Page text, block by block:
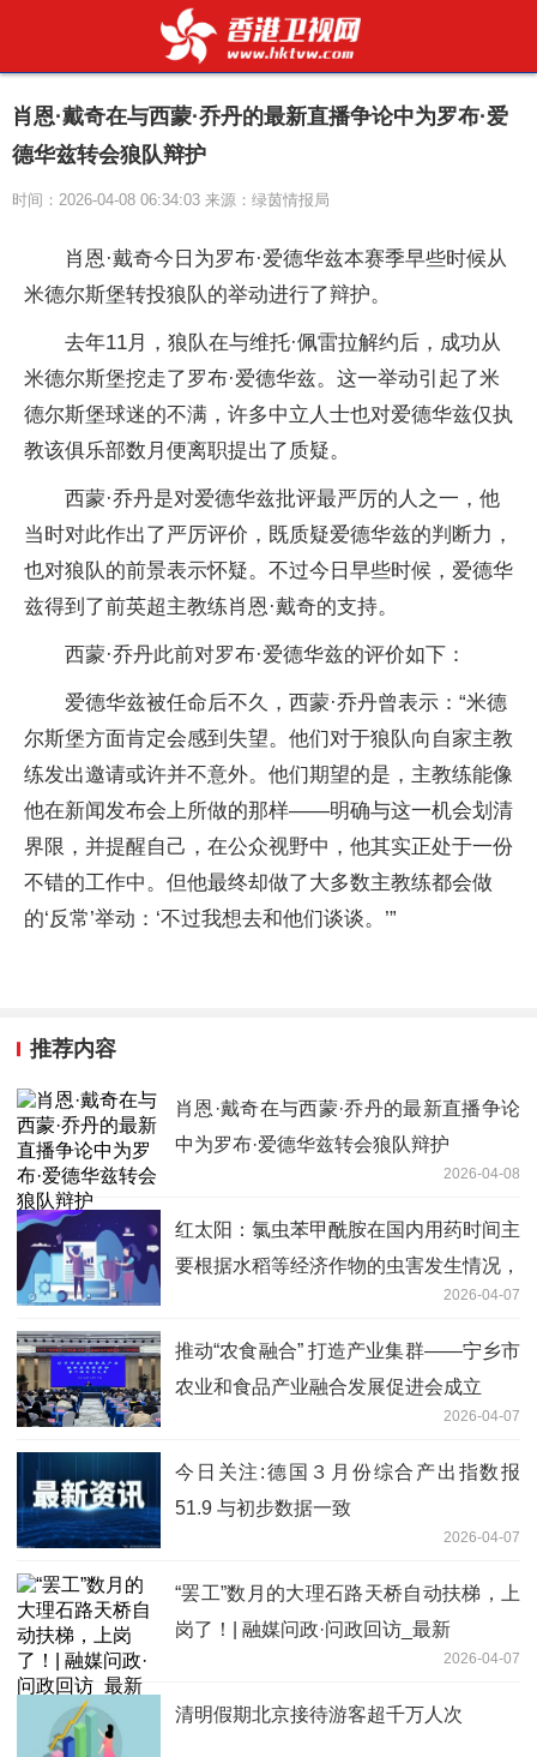
肖恩·戴奇在与西蒙·乔丹的最新直播争论中为罗布·爱
德华兹转会狼队辩护
时间：2026-04-08 06:34:03 来源：绿茵情报局
肖恩·戴奇今日为罗布·爱德华兹本赛季早些时候从
米德尔斯堡转投狼队的举动进行了辩护。
去年11月，狼队在与维托·佩雷拉解约后，成功从
米德尔斯堡挖走了罗布·爱德华兹。这一举动引起了米
德尔斯堡球迷的不满，许多中立人士也对爱德华兹仅执
教该俱乐部数月便离职提出了质疑。
西蒙·乔丹是对爱德华兹批评最严厉的人之一，他
当时对此作出了严厉评价，既质疑爱德华兹的判断力，
也对狼队的前景表示怀疑。不过今日早些时候，爱德华
兹得到了前英超主教练肖恩·戴奇的支持。
西蒙·乔丹此前对罗布·爱德华兹的评价如下：
爱德华兹被任命后不久，西蒙·乔丹曾表示：“米德
尔斯堡方面肯定会感到失望。他们对于狼队向自家主教
练发出邀请或许并不意外。他们期望的是，主教练能像
他在新闻发布会上所做的那样——明确与这一机会划清
界限，并提醒自己，在公众视野中，他其实正处于一份
不错的工作中。但他最终却做了大多数主教练都会做
的‘反常’举动：‘不过我想去和他们谈谈。’”
推荐内容
肖恩·戴奇在与西蒙·乔丹的最新直播争论
中为罗布·爱德华兹转会狼队辩护
2026-04-08
红太阳：氯虫苯甲酰胺在国内用药时间主
要根据水稻等经济作物的虫害发生情况，
主要出货旺季在每年6月份之前_独家焦
点
2026-04-07
推动“农食融合” 打造产业集群——宁乡市
农业和食品产业融合发展促进会成立
2026-04-07
今日关注:德国３月份综合产出指数报
51.9 与初步数据一致
2026-04-07
“罢工”数月的大理石路天桥自动扶梯，上
岗了！| 融媒问政·问政回访_最新
2026-04-07
清明假期北京接待游客超千万人次